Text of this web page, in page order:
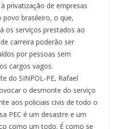
privatização de empresas
povo brasileiro, o que,
os serviços prestados ao
carreira poderão ser
por pessoas sem
cargos vagos.
do SINPOL-PE, Rafael
o desmonte do serviço
aos policiais civis de todo o
PEC é um desastre e um
como um todo. É como se